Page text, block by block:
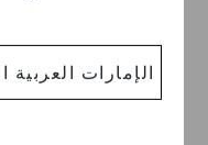
زجاجة ماء جيلي سودا